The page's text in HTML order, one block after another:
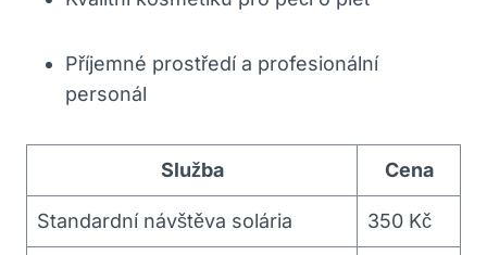
Příjemné prostředí‌ a profesionální
personál
Služba Cena
Standardní ⁣návštěva‍ solária 350 Kč